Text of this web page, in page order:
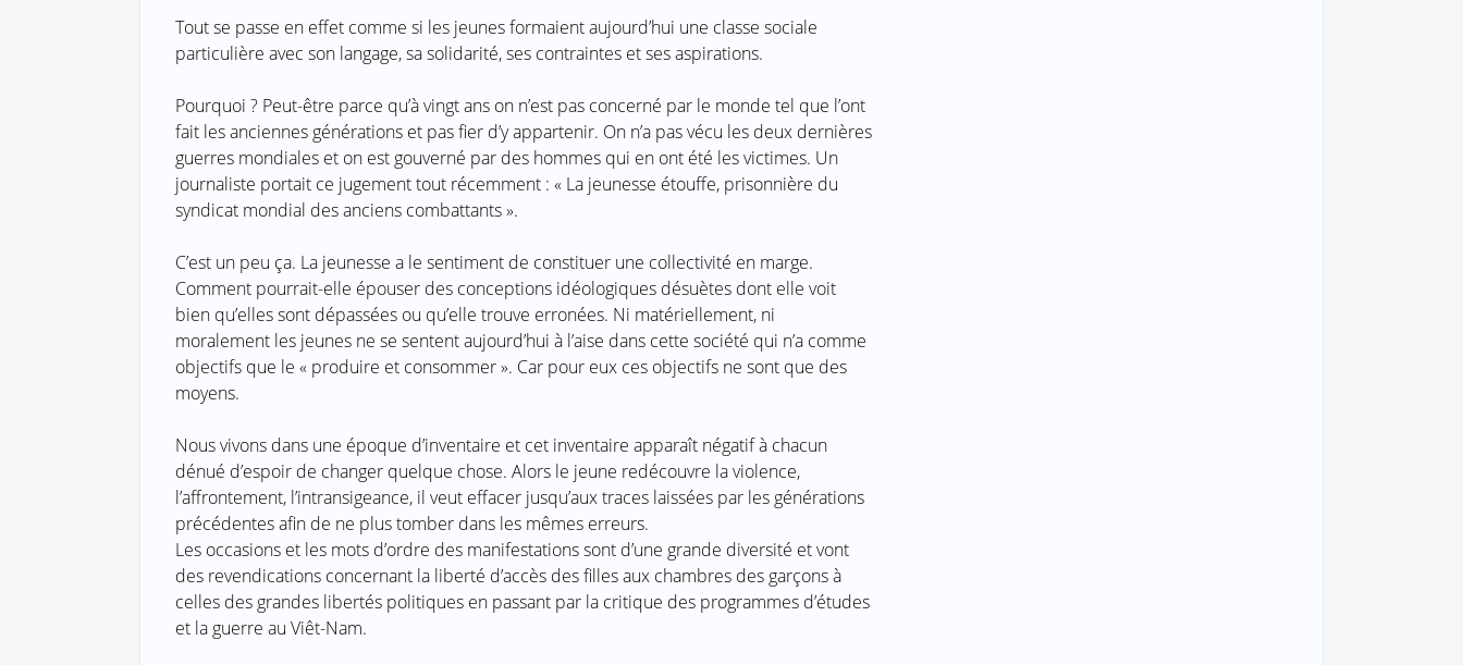
Tout se passe en effet comme si les jeunes formaient aujourd’hui une classe sociale
particulière avec son langage, sa solidarité, ses contraintes et ses aspirations.
Pourquoi ? Peut-être parce qu’à vingt ans on n’est pas concerné par le monde tel que l’ont
fait les anciennes générations et pas fier d’y appartenir. On n’a pas vécu les deux dernières
guerres mondiales et on est gouverné par des hommes qui en ont été les victimes. Un
journaliste portait ce jugement tout récemment : « La jeunesse étouffe, prisonnière du
syndicat mondial des anciens combattants ».
C’est un peu ça. La jeunesse a le sentiment de constituer une collectivité en marge.
Comment pourrait-elle épouser des conceptions idéologiques désuètes dont elle voit
bien qu’elles sont dépassées ou qu’elle trouve erronées. Ni matériellement, ni
moralement les jeunes ne se sentent aujourd’hui à l’aise dans cette société qui n’a comme
objectifs que le « produire et consommer ». Car pour eux ces objectifs ne sont que des
moyens.
Nous vivons dans une époque d’inventaire et cet inventaire apparaît négatif à chacun
dénué d’espoir de changer quelque chose. Alors le jeune redécouvre la violence,
l’affrontement, l’intransigeance, il veut effacer jusqu’aux traces laissées par les générations
précédentes afin de ne plus tomber dans les mêmes erreurs.
Les occasions et les mots d’ordre des manifestations sont d’une grande diversité et vont
des revendications concernant la liberté d’accès des filles aux chambres des garçons à
celles des grandes libertés politiques en passant par la critique des programmes d’études
et la guerre au Viêt-Nam.